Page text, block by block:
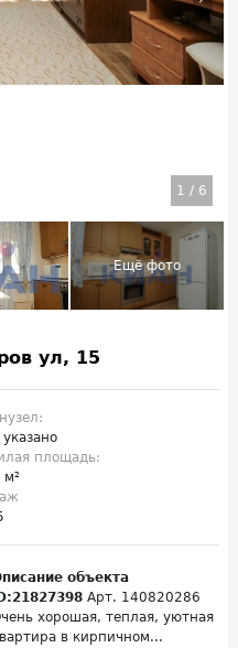
1 / 6
ул, 15
указано
площадь:
м²
объекта
ID:21827398 Арт. 140820286
хорошая, теплая, уютная
в кирпичном...